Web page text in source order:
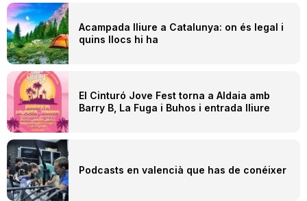
Acampada lliure a Catalunya: on és legal i
quins llocs hi ha
El Cinturó Jove Fest torna a Aldaia amb
Barry B, La Fuga i Buhos i entrada lliure
Podcasts en valencià que has de conéixer